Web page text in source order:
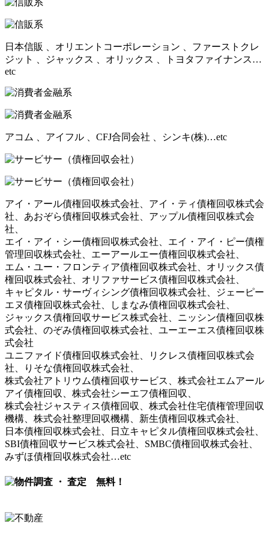
日本信販 、オリエントコーポレーション 、ファーストクレ
ジット 、ジャックス 、オリックス 、トヨタファイナンス…
etc
アコム 、アイフル 、CFJ合同会社 、シンキ(株)…etc
アイ・アール債権回収株式会社、アイ・ティ債権回収株式会
社、あおぞら債権回収株式会社、アップル債権回収株式会
社、
エイ・アイ・シー債権回収株式会社、エイ・アイ・ピー債権
管理回収株式会社、エーアールエー債権回収株式会社、
エム・ユー・フロンティア債権回収株式会社、オリックス債
権回収株式会社、オリファサービス債権回収株式会社、
キャピタル・サーヴィシング債権回収株式会社、ジェーピー
エヌ債権回収株式会社、しまなみ債権回収株式会社、
ジャックス債権回収サービス株式会社、ニッシン債権回収株
式会社、のぞみ債権回収株式会社、ユーエーエス債権回収株
式会社
ユニファイド債権回収株式会社、リクレス債権回収株式会
社、りそな債権回収株式会社、
株式会社アトリウム債権回収サービス、株式会社エムアール
アイ債権回収、株式会社シーエフ債権回収、
株式会社ジャスティス債権回収、株式会社住宅債権管理回収
機構、株式会社整理回収機構、新生債権回収株式会社、
日本債権回収株式会社、日立キャピタル債権回収株式会社、
SBI債権回収サービス株式会社、SMBC債権回収株式会社、
みずほ債権回収株式会社…etc